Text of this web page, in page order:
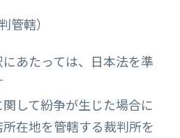
管轄）
あたっては、日本法を準
して紛争が生じた場合に
在地を管轄する裁判所を